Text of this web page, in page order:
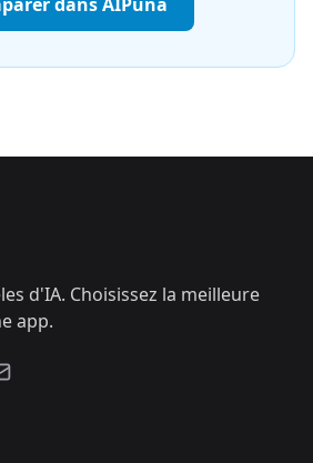
d'IA. Choisissez la meilleure
app.